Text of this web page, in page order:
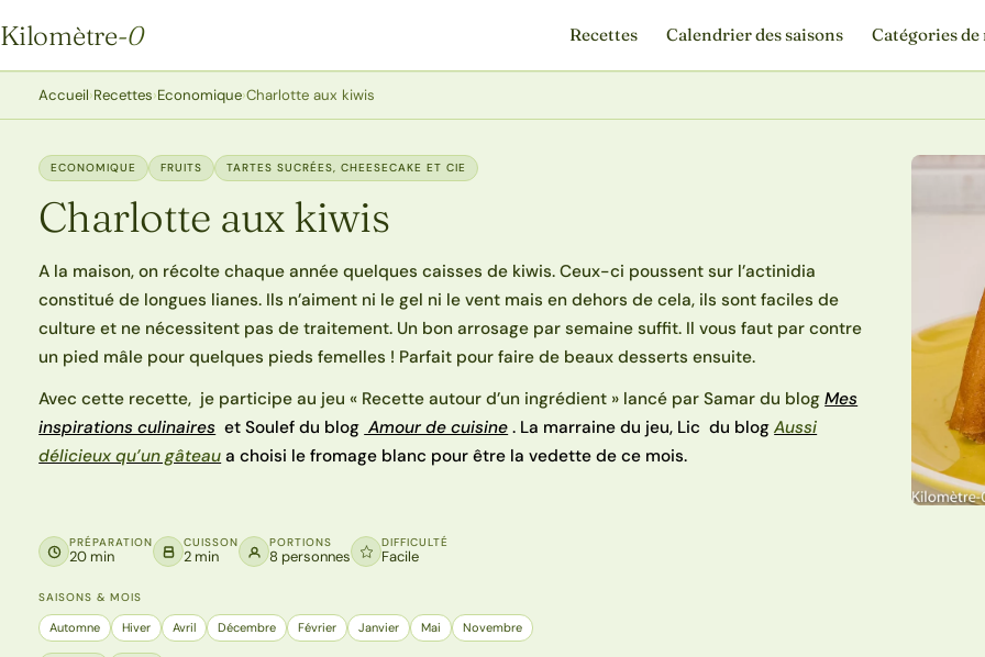
Kilomètre-0
Kilomètre-0
Recettes Calendrier des saisons Catégories
Accueil›Recettes›Economique›Charlotte aux kiwis
ECONOMIQUE FRUITS TARTES SUCRÉES, CHEESECAKE ET CIE
Charlotte aux kiwis
A la maison, on récolte chaque année quelques caisses de kiwis. Ceux-ci poussent sur l’actinidia
constitué de longues lianes. Ils n’aiment ni le gel ni le vent mais en dehors de cela, ils sont faciles de
culture et ne nécessitent pas de traitement. Un bon arrosage par semaine suffit. Il vous faut par contre
un pied mâle pour quelques pieds femelles ! Parfait pour faire de beaux desserts ensuite.
Avec cette recette, je participe au jeu « Recette autour d’un ingrédient » lancé par Samar du blog Mes
inspirations culinaires et Soulef du blog Amour de cuisine . La marraine du jeu, Lic du blogAussi
délicieux qu’un gâteau a choisi le fromage blanc pour être la vedette de ce mois.
PRÉPARATION
20 min
CUISSON
2 min
PORTIONS
8 personnes
DIFFICULTÉ
Facile
SAISONS & MOIS
Automne Hiver Avril Décembre Février Janvier Mai Novembre